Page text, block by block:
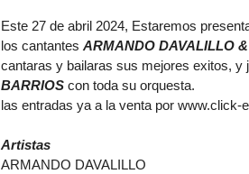
Este 27 de abril 2024, Estaremos
los cantantes ARMANDO DAVALILLO &
cantaras y bailaras sus mejores exitos, y
BARRIOScon toda su orquesta.
las entradas ya a la venta por www.click-
Artistas
ARMANDO DAVALILLO